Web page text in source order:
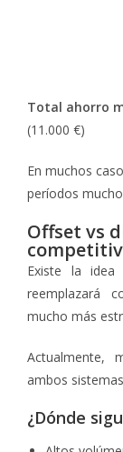
Total ahorro
(11.000 €)
En muchos
períodos
Offset vs
Existe la idea
reemplazará
mucho más
Actualmente,
ambos
¿Dónde